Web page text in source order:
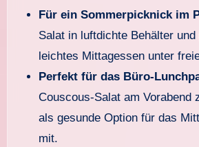
Für ein Sommerpicknick im
Salat in luftdichte Behälter
leichtes Mittagessen unter
Perfekt für das Büro-
Couscous-Salat am Vorabend
als gesunde Option für das
mit.